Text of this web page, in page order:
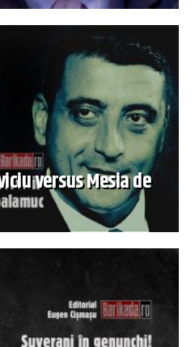
versus Mesia de